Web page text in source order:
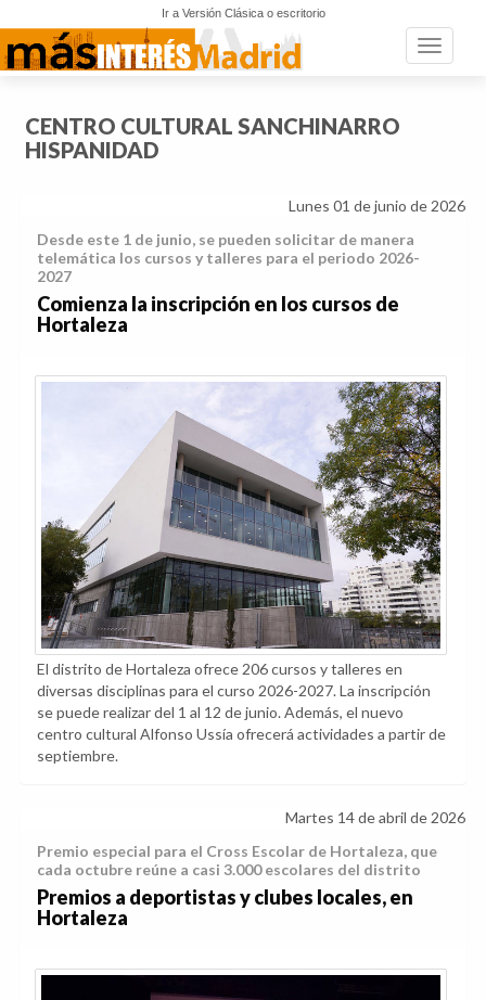
Ir a Versión Clásica o escritorio
Toggle
CENTRO CULTURAL SANCHINARRO
HISPANIDAD
Lunes 01 de junio de 2026
Desde este 1 de junio, se pueden solicitar de manera
telemática los cursos y talleres para el periodo 2026-
2027
Comienza la inscripción en los cursos de
Hortaleza
El distrito de Hortaleza ofrece 206 cursos y talleres en
diversas disciplinas para el curso 2026-2027. La inscripción
se puede realizar del 1 al 12 de junio. Además, el nuevo
centro cultural Alfonso Ussía ofrecerá actividades a partir de
septiembre.
Martes 14 de abril de 2026
Premio especial para el Cross Escolar de Hortaleza, que
cada octubre reúne a casi 3.000 escolares del distrito
Premios a deportistas y clubes locales, en
Hortaleza